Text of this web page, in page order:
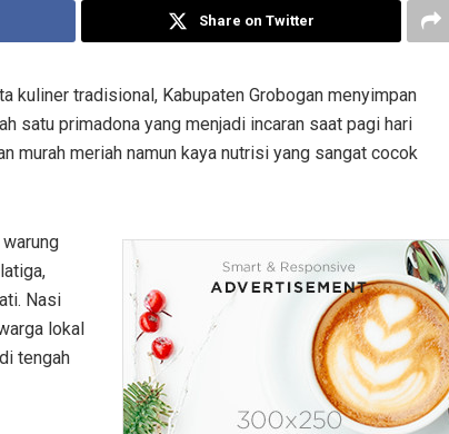
Share on Twitter
kuliner tradisional, Kabupaten Grobogan menyimpan
satu primadona yang menjadi incaran saat pagi hari
murah meriah namun kaya nutrisi yang sangat cocok
Nasi
lokal
tengah